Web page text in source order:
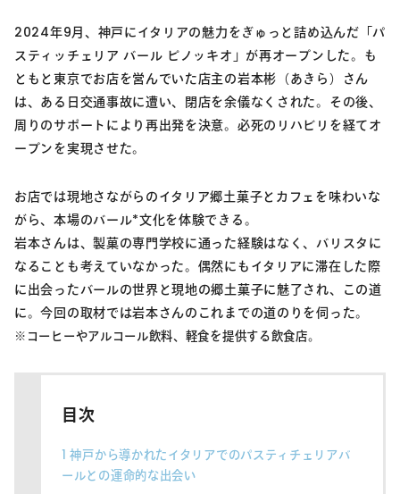
2024年9月、神戸にイタリアの魅力をぎゅっと詰め込んだ「パ
スティッチェリア バール ピノッキオ」が再オープンした。も
ともと東京でお店を営んでいた店主の岩本彬（あきら）さん
は、ある日交通事故に遭い、閉店を余儀なくされた。その後、
周りのサポートにより再出発を決意。必死のリハビリを経てオ
ープンを実現させた。
お店では現地さながらのイタリア郷土菓子とカフェを味わいな
がら、本場のバール*文化を体験できる。
岩本さんは、製菓の専門学校に通った経験はなく、バリスタに
なることも考えていなかった。偶然にもイタリアに滞在した際
に出会ったバールの世界と現地の郷土菓子に魅了され、この道
に。今回の取材では岩本さんのこれまでの道のりを伺った。
※コーヒーやアルコール飲料、軽食を提供する飲食店。
目次
1 神戸から導かれたイタリアでのパスティチェリアバ
ールとの運命的な出会い